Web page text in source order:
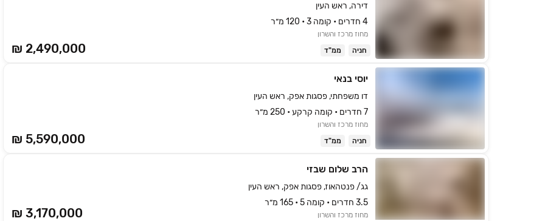
₪ 2,490,000
דירה, ראש העין
4 חדרים • קומה ‎3‏ • 120 מ״ר
מחוז מרכז והשרון
חניה
ממ"ד
₪ 5,590,000
יוסי בנאי
דו משפחתי, פסגות אפק, ראש העין
7 חדרים • קומה ‎קרקע‏ • 250 מ״ר
מחוז מרכז והשרון
חניה
ממ"ד
₪ 3,170,000
הרב שלום שבזי
גג/ פנטהאוז, פסגות אפק, ראש העין
3.5 חדרים • קומה ‎5‏ • 165 מ״ר
מחוז מרכז והשרון